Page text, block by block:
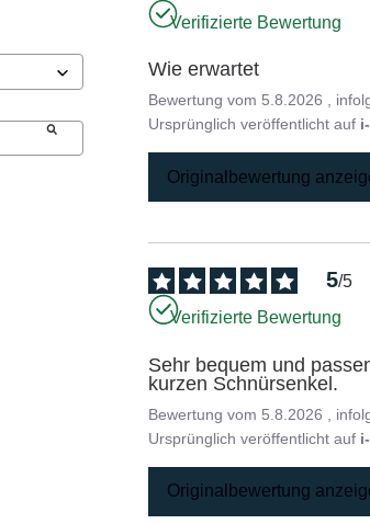
Verifizierte Bewertung
Wie erwartet
Bewertung vom 5.8.2026 ,
Ursprünglich veröffentlicht auf
Originalbewertung
5/5
Verifizierte Bewertung
Sehr bequem und
kurzen Schnürsenkel.
Bewertung vom 5.8.2026 ,
Ursprünglich veröffentlicht auf
Originalbewertung